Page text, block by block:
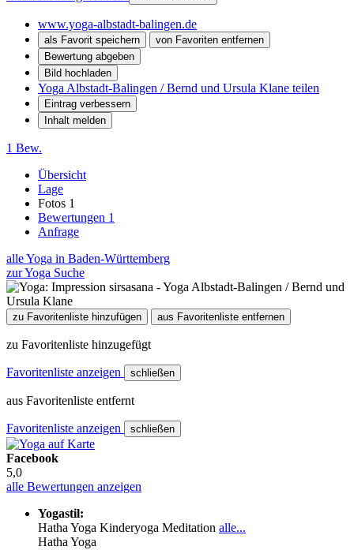
www.yoga-albstadt-balingen.de
als Favorit speichern
von Favoriten entfernen
Bewertung abgeben
Bild hochladen
Yoga Albstadt-Balingen / Bernd und Ursula Klane teilen
Eintrag verbessern
Inhalt melden
1 Bew.
Übersicht
Lage
Fotos 1
Bewertungen 1
Anfrage
alle Yoga in Baden-Württemberg
zur Yoga Suche
zu Favoritenliste hinzufügen aus Favoritenliste entfernen
zu Favoritenliste hinzugefügt
Favoritenliste anzeigen schließen
aus Favoritenliste entfernt
Favoritenliste anzeigen schließen
Facebook
5,0
alle Bewertungen anzeigen
Yogastil:
Hatha Yoga Kinderyoga Meditation alle...
Hatha Yoga